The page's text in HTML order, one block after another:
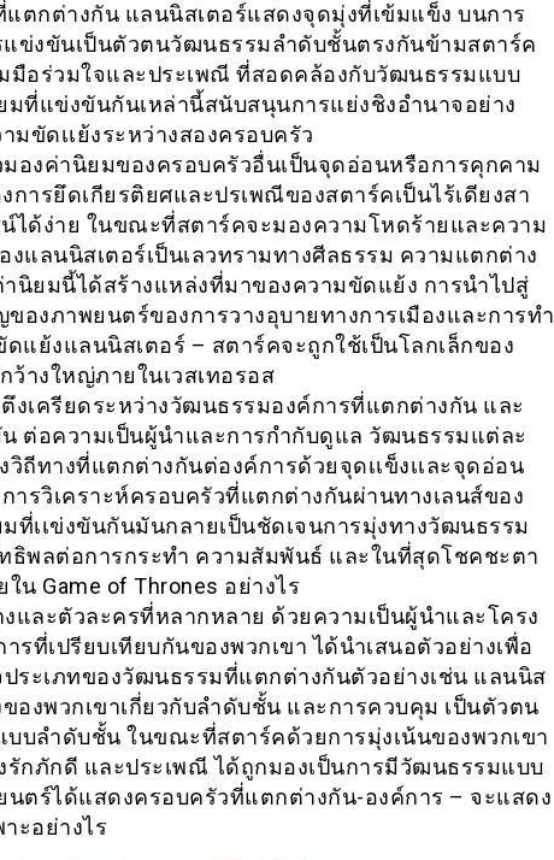
ตกต่างกัน แลนนิสเตอร์แสดงจุดมุ่งที่เข้มแข็ง บนการ
ข่งขันเป็นตัวตนวัฒนธรรมลำดับชั้นตรงกันข้ามสตาร์ค
มือร่วมใจและประเพณี ที่สอดคล้องกับวัฒนธรรมแบบ
มที่แข่งขันกันเหล่านี้สนับสนุนการแย่งชิงอำนาจอย่าง
มขัดเเย้งระหว่างสองครอบครัว
องค่านิยมของครอบครัวอื่นเป็นจุดอ่อนหรือการคุกคาม
การยึดเกียรติยศและปรเพณีของสตาร์คเป็นไร้เดียงสา
ได้ง่าย ในขณะที่สตาร์คจะมองความโหดร้ายและความ
งแลนนิสเตอร์เป็นเลวทรามทางศีลธรรม ความแตกต่าง
นิยมนี้ได้สร้างแหล่งที่มาของความขัดแย้ง การนำไปสู่
ของภาพยนตร์ของการวางอุบายทางการเมืองและการทำ
แย้งแลนนิสเตอร์ – สตาร์คจะถูกใช้เป็นโลกเล็กของ
ว้างใหญ่ภายในเวสเทอรอส
งเครียดระหว่างวัฒนธรรมองค์การที่แตกต่างกัน และ
ต่อความเป็นผู้นำและการกำกับดูแล วัฒนธรรมแต่ละ
วิถีทางที่แตกต่างกันต่องค์การด้วยจุดเเข็งเเละจุดอ่อน
ารวิเคราะห์ครอบครัวที่แตกต่างกันผ่านทางเลนส์ของ
ที่เเข่งขันกันมันกลายเป็นชัดเจนการมุ่งทางวัฒนธรรม
ธิพลต่อการกระทำ ความสัมพันธ์ และในที่สุดโชคชะตา
น Game of Thrones อย่างไร
และตัวละครที่หลากหลาย ด้วยความเป็นผู้นำและโครง
รที่เปรียบเทียบกันของพวกเขา ได้นำเสนอตัวอย่างเพื่อ
ประเภทของวัฒนธรรมที่แตกต่างกันตัวอย่างเช่น แลนนิส
องพวกเขาเกี่ยวกับลำดับชั้น และการควบคุม เป็นตัวตน
บลำดับชั้น ในขณะที่สตาร์คด้วยการมุ่งเน้นของพวกเขา
รักภักดี และประเพณี ได้ถูกมองเป็นการมีวัฒนธรรมแบบ
นตร์ได้แสดงครอบครัวที่แตกต่างกัน-องค์การ – จะแสดง
ะอย่างไร